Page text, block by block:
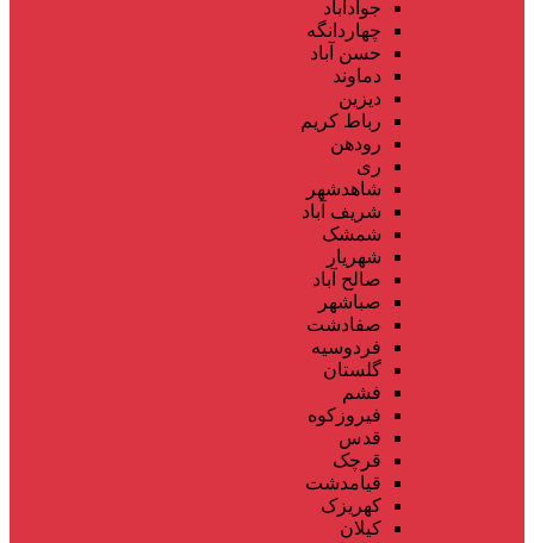
جوادآباد
چهاردانگه
حسن آباد
دماوند
دیزین
رباط کریم
رودهن
ری
شاهدشهر
شریف آباد
شمشک
شهریار
صالح آباد
صباشهر
صفادشت
فردوسیه
گلستان
فشم
فیروزکوه
قدس
قرچک
قیامدشت
کهریزک
کیلان